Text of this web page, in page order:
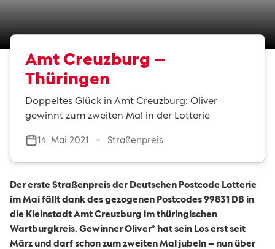
Amt Creuzburg –
Thüringen
Doppeltes Glück in Amt Creuzburg: Oliver
gewinnt zum zweiten Mal in der Lotterie
14. Mai 2021 Straßenpreis
Der erste Straßenpreis der Deutschen Postcode Lotterie
im Mai fällt dank des gezogenen Postcodes 99831 DB in
die Kleinstadt Amt Creuzburg im thüringischen
Wartburgkreis. Gewinner Oliver* hat sein Los erst seit
März und darf schon zum zweiten Mal jubeln – ­nun über